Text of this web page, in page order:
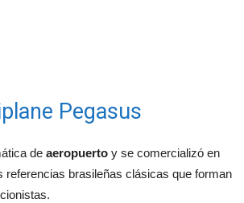
Pegasus
de aeropuerto y se comercializó en
referencias brasileñas clásicas que forman